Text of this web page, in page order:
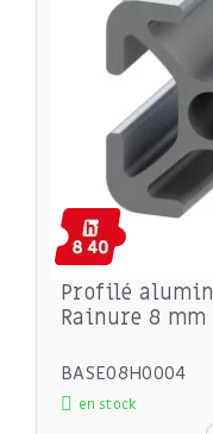
Profilé
Rainure 8
BASE08H0004
en stock